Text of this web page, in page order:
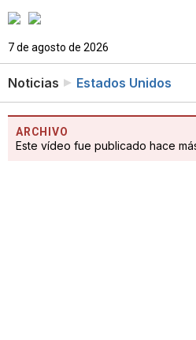
7 de agosto de 2026
Noticias Estados Unidos
ARCHIVO
Este vídeo fue publicado hace